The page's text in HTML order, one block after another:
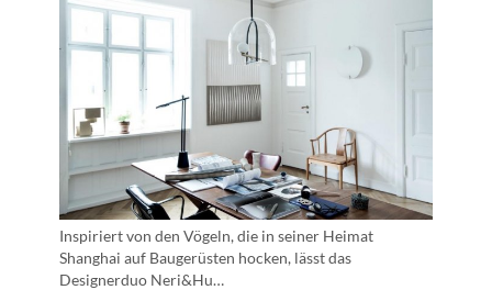
Inspiriert von den Vögeln, die in seiner Heimat
Shanghai auf Baugerüsten hocken, lässt das
Designerduo Neri&Hu…